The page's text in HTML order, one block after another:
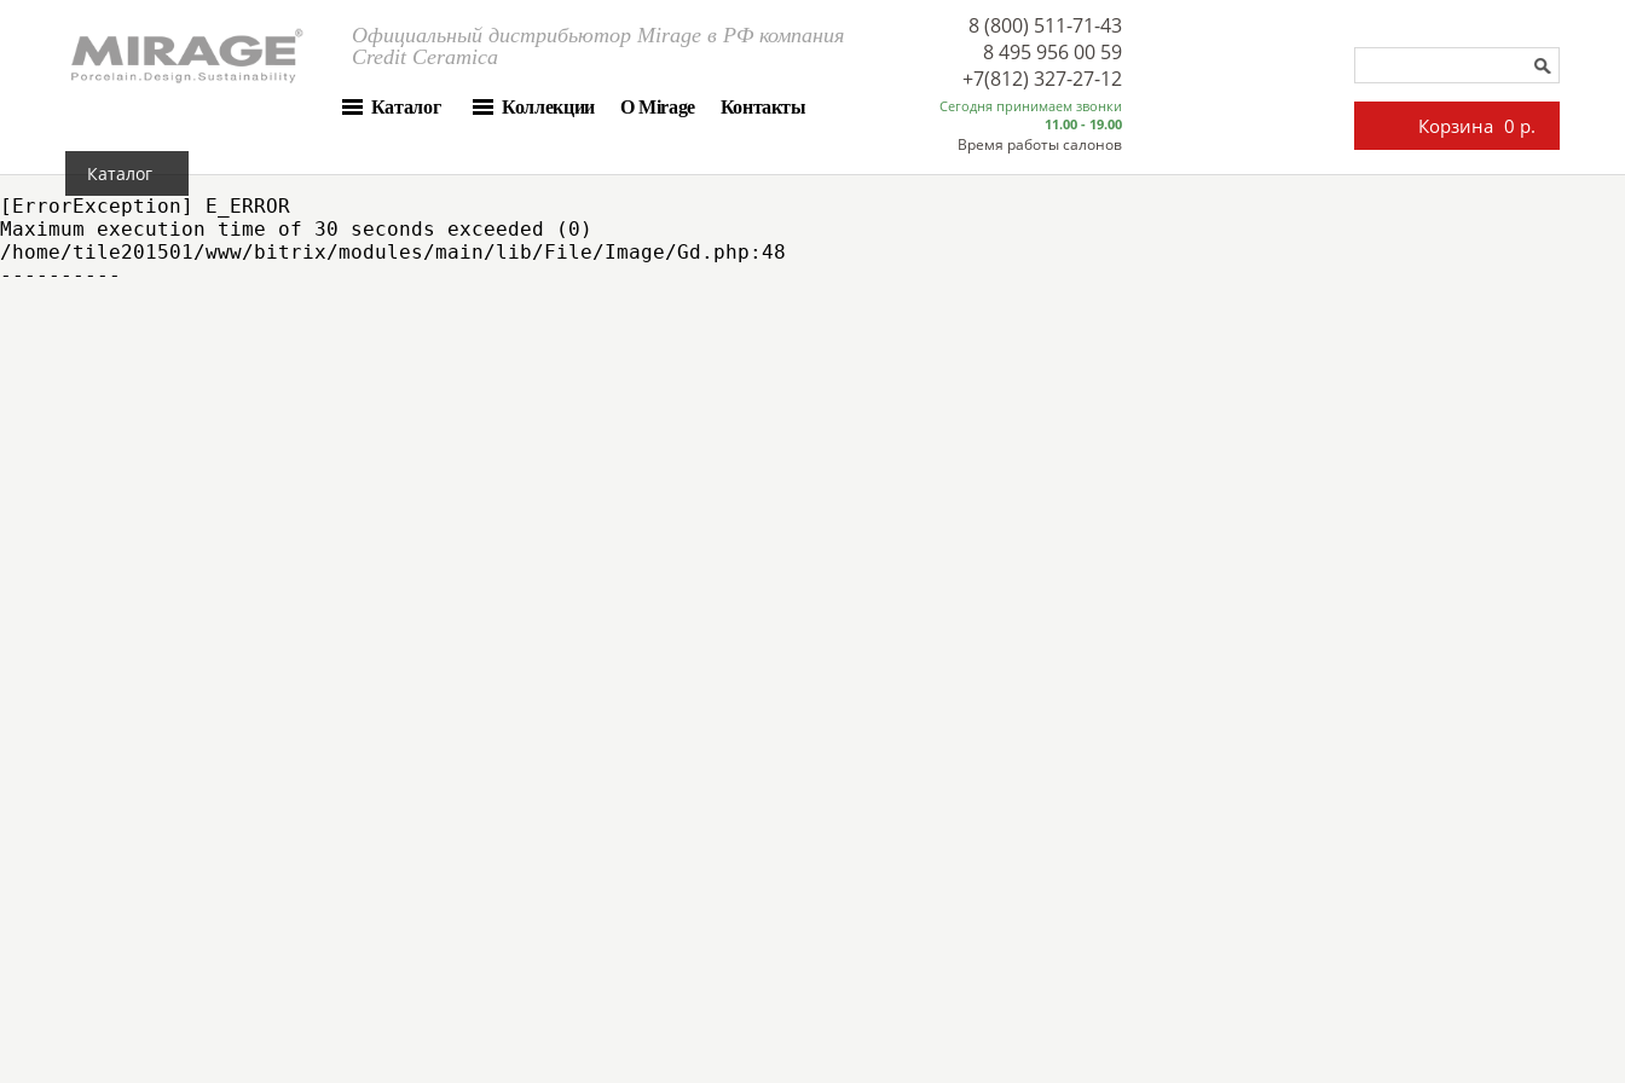
Официальный дистрибьютор Mirage в РФ компания
Credit Ceramica
Каталог Коллекции О Mirage Контакты
8 (800) 511-71-43
8 495 956 00 59
Сегодня принимаем звонки
11.00 - 19.00
Время работы салонов
+7(812) 327-27-12
Корзина 0 р.
Каталог
[ErrorException] E_ERROR
Maximum execution time of 30 seconds exceeded (0)
/home/tile201501/www/bitrix/modules/main/lib/File/Image/Gd.php:48